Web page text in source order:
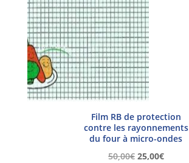
Film RB de protection
contre les rayonnements
du four à micro-ondes
50,00€ Le
25,00€Le